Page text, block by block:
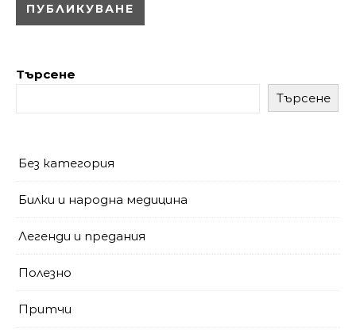
Търсене
Търсене
Без категория
Билки и народна медицина
Легенди и предания
Полезно
Притчи